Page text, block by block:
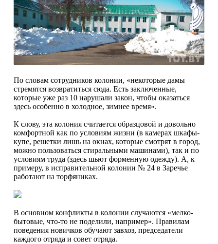
По словам сотрудников колонии, «некоторые дамы
стремятся возвратиться сюда. Есть заключенные,
которые уже раз 10 нарушали закон, чтобы оказаться
здесь особенно в холодное, зимнее время».
К слову, эта колония считается образцовой и довольно
комфортной как по условиям жизни (в камерах шкафы-
купе, решетки лишь на окнах, которые смотрят в город,
можно пользоваться стиральными машинами), так и по
условиям труда (здесь шьют форменную одежду). А, к
примеру, в исправительной колонии № 24 в Заречье
работают на торфяниках.
В основном конфликты в колонии случаются «мелко-
бытовые, что-то не поделили, например». Правилам
поведения новичков обучают завхоз, председатели
каждого отряда и совет отряда.